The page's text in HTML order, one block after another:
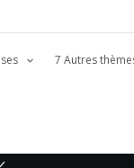
7 Autres